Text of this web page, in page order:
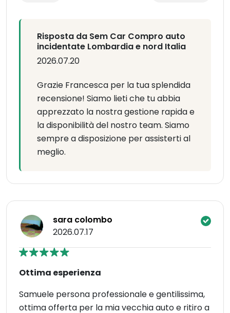
Risposta da Sem Car Compro auto
incidentate Lombardia e nord Italia
2026.07.20
Grazie Francesca per la tua splendida
recensione! Siamo lieti che tu abbia
apprezzato la nostra gestione rapida e
la disponibilità del nostro team. Siamo
sempre a disposizione per assisterti al
meglio.
sara colombo
2026.07.17
Ottima esperienza
Samuele persona professionale e gentilissima,
ottima offerta per la mia vecchia auto e ritiro a